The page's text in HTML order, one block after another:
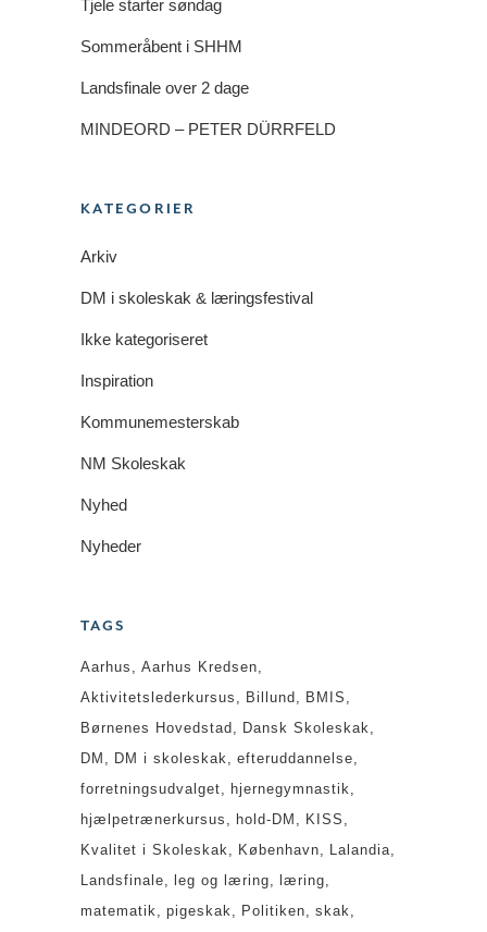
Tjele starter søndag
Sommeråbent i SHHM
Landsfinale over 2 dage
MINDEORD – PETER DÜRRFELD
KATEGORIER
Arkiv
DM i skoleskak & læringsfestival
Ikke kategoriseret
Inspiration
Kommunemesterskab
NM Skoleskak
Nyhed
Nyheder
TAGS
Aarhus
Aarhus Kredsen
Aktivitetslederkursus
Billund
BMIS
Børnenes Hovedstad
Dansk Skoleskak
DM
DM i skoleskak
efteruddannelse
forretningsudvalget
hjernegymnastik
hjælpetrænerkursus
hold-DM
KISS
Kvalitet i Skoleskak
København
Lalandia
Landsfinale
leg og læring
læring
matematik
pigeskak Politiken
skak